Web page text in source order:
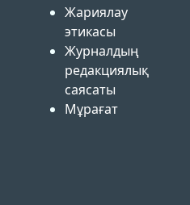
Жариялау
этикасы
Журналдың
редакциялық
саясаты
Мұрағат